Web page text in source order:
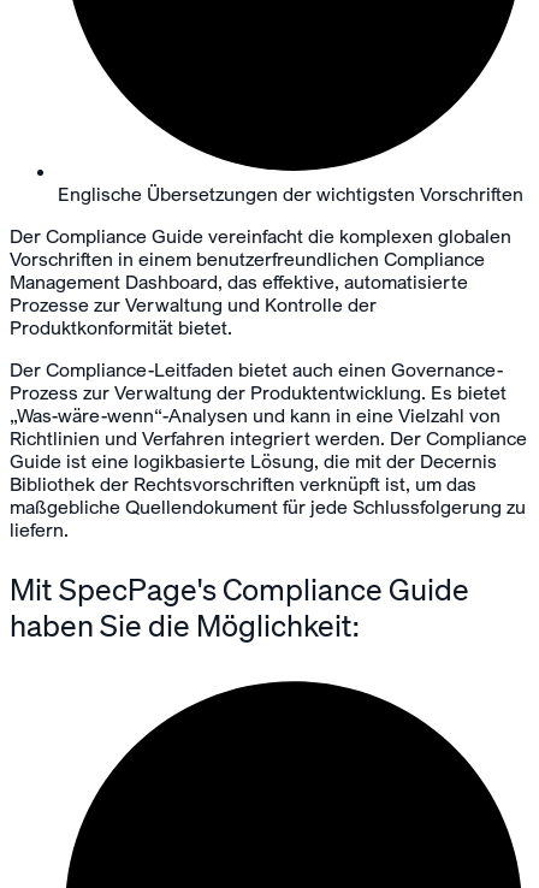
Englische Übersetzungen der wichtigsten Vorschriften
Der Compliance Guide vereinfacht die komplexen globalen
Vorschriften in einem benutzerfreundlichen Compliance
Management Dashboard, das effektive, automatisierte
Prozesse zur Verwaltung und Kontrolle der
Produktkonformität bietet.
Der Compliance-Leitfaden bietet auch einen Governance-
Prozess zur Verwaltung der Produktentwicklung. Es bietet
„Was-wäre-wenn“-Analysen und kann in eine Vielzahl von
Richtlinien und Verfahren integriert werden. Der Compliance
Guide ist eine logikbasierte Lösung, die mit der Decernis
Bibliothek der Rechtsvorschriften verknüpft ist, um das
maßgebliche Quellendokument für jede Schlussfolgerung zu
liefern.
Mit SpecPage's Compliance Guide
haben Sie die Möglichkeit: